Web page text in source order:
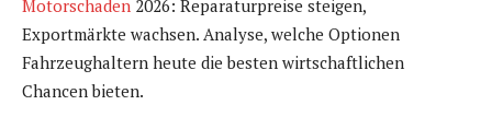
Motorschaden 2026: Reparaturpreise steigen,
Exportmärkte wachsen. Analyse, welche Optionen
Fahrzeughaltern heute die besten wirtschaftlichen
Chancen bieten.